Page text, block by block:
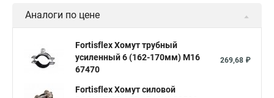
Хомут на нагрузку Хомуты металлические для шрус
Купить нейлоновые стяжки хомуты
Аналоги по цене
Fortisflex Хомут трубный
усиленный 6 (162-170мм) M16
67470
269,68 ₽
Fortisflex Хомут силовой